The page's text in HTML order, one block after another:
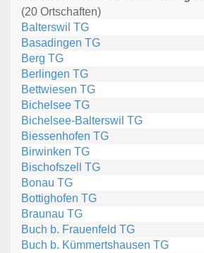
(20 Ortschaften)
Balterswil TG
Basadingen TG
Berg TG
Berlingen TG
Bettwiesen TG
Bichelsee TG
Bichelsee-Balterswil TG
Biessenhofen TG
Birwinken TG
Bischofszell TG
Bonau TG
Bottighofen TG
Braunau TG
Buch b. Frauenfeld TG
Buch b. Kümmertshausen TG